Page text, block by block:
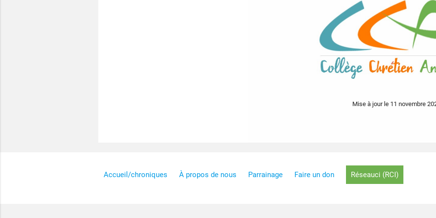
Mise à jour le 11 novembre
Accueil/chroniques À propos de nous Parrainage Faire un don Réseauci (RCI)